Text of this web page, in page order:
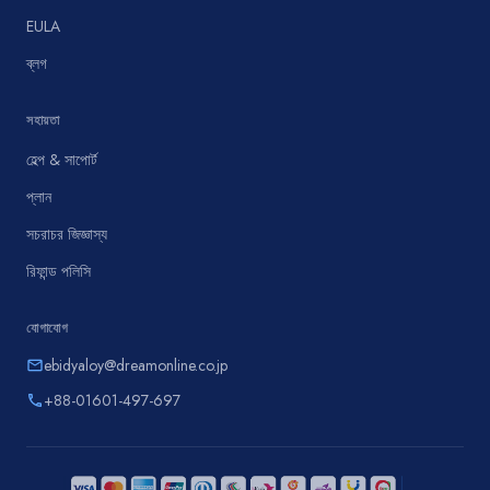
EULA
ব্লগ
সহায়তা
হেল্প & সাপোর্ট
প্লান
সচরাচর জিজ্ঞাস্য
রিফান্ড পলিসি
যোগাযোগ
emailebidyaloy@dreamonline.co.jp
phone+88-01601-497-697